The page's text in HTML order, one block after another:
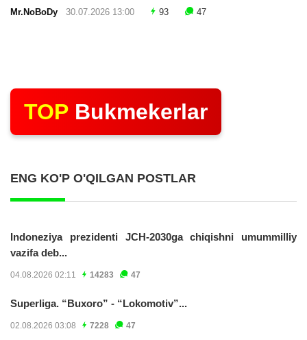
Mr.NoBoDy 30.07.2026 13:00 93 47
TOP Bukmekerlar
ENG KO'P O'QILGAN POSTLAR
Indoneziya prezidenti JCH-2030ga chiqishni umummilliy
vazifa deb...
04.08.2026 02:11 14283 47
Superliga. “Buxoro” - “Lokomotiv”...
02.08.2026 03:08 7228 47